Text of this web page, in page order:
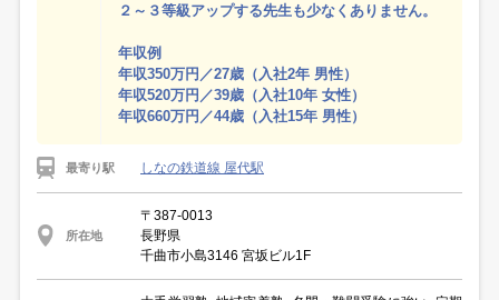
２～３等級アップする先生も少なくありません。
年収例
年収350万円／27歳（入社2年 男性）
年収520万円／39歳（入社10年 女性）
年収660万円／44歳（入社15年 男性）
最寄り駅 しなの鉄道線 屋代駅
所在地
〒387-0013
長野県
千曲市小島3146 宮坂ビル1F